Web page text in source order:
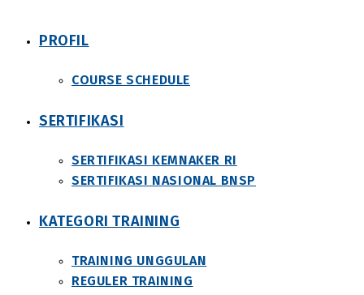
PROFIL
COURSE SCHEDULE
SERTIFIKASI
SERTIFIKASI KEMNAKER RI
SERTIFIKASI NASIONAL BNSP
KATEGORI TRAINING
TRAINING UNGGULAN
REGULER TRAINING